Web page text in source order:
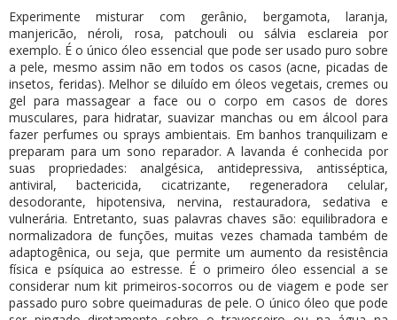
Experimente misturar com gerânio, bergamota, laranja,
manjericão, néroli, rosa, patchouli ou sálvia esclareia por
exemplo. É o único óleo essencial que pode ser usado puro sobre
a pele, mesmo assim não em todos os casos (acne, picadas de
insetos, feridas). Melhor se diluído em óleos vegetais, cremes ou
gel para massagear a face ou o corpo em casos de dores
musculares, para hidratar, suavizar manchas ou em álcool para
fazer perfumes ou sprays ambientais. Em banhos tranquilizam e
preparam para um sono reparador. A lavanda é conhecida por
suas propriedades: analgésica, antidepressiva, antisséptica,
antiviral, bactericida, cicatrizante, regeneradora celular,
desodorante, hipotensiva, nervina, restauradora, sedativa e
vulnerária. Entretanto, suas palavras chaves são: equilibradora e
normalizadora de funções, muitas vezes chamada também de
adaptogênica, ou seja, que permite um aumento da resistência
física e psíquica ao estresse. É o primeiro óleo essencial a se
considerar num kit primeiros-socorros ou de viagem e pode ser
passado puro sobre queimaduras de pele. O único óleo que pode